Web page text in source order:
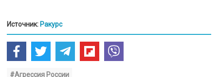
Источник: Ракурс
#Агрессия России